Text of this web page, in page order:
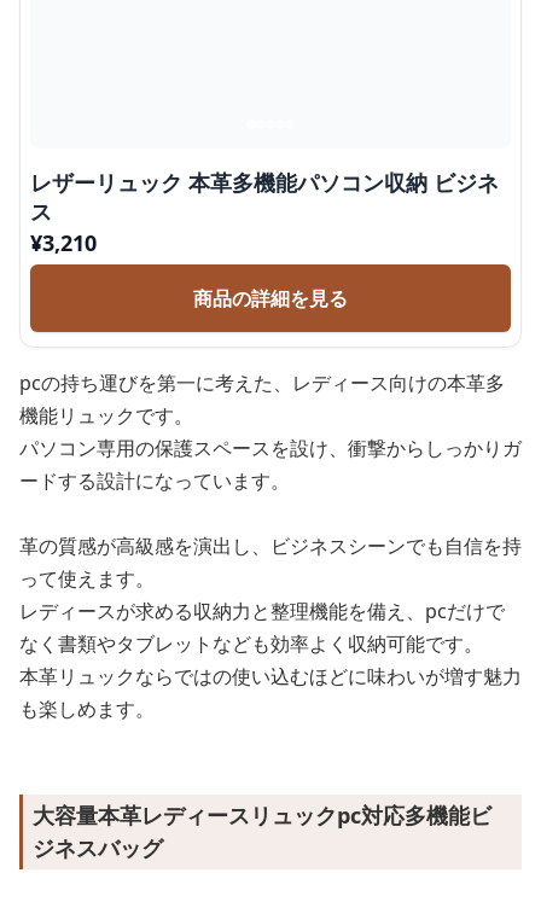
レザーリュック 本革多機能パソコン収納 ビジネ
ス
¥3,210
商品の詳細を見る
pcの持ち運びを第一に考えた、レディース向けの本革多
機能リュックです。
パソコン専用の保護スペースを設け、衝撃からしっかりガ
ードする設計になっています。
革の質感が高級感を演出し、ビジネスシーンでも自信を持
って使えます。
レディースが求める収納力と整理機能を備え、pcだけで
なく書類やタブレットなども効率よく収納可能です。
本革リュックならではの使い込むほどに味わいが増す魅力
も楽しめます。
大容量本革レディースリュックpc対応多機能ビ
ジネスバッグ